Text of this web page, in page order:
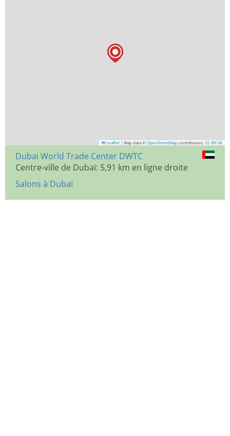
Leaflet | Map data © OpenStreetMap contributors, CC-BY-SA
Dubai World Trade Center DWTC
Centre-ville de Dubaï: 5,91 km en ligne droite
Salons à Dubaï